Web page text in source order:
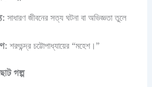
সাধারণ জীবনের সত্য ঘটনা বা অভিজ্ঞতা তুলে
শরৎচন্দ্র চট্টোপাধ্যায়ের “মহেশ।”
গল্প